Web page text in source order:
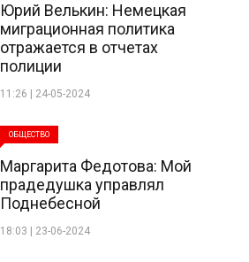
Юрий Велькин: Немецкая
миграционная политика
отражается в отчетах
полиции
11:26 | 24-05-2024
ОБЩЕСТВО
Маргарита Федотова: Мой
прадедушка управлял
Поднебесной
18:03 | 23-06-2024